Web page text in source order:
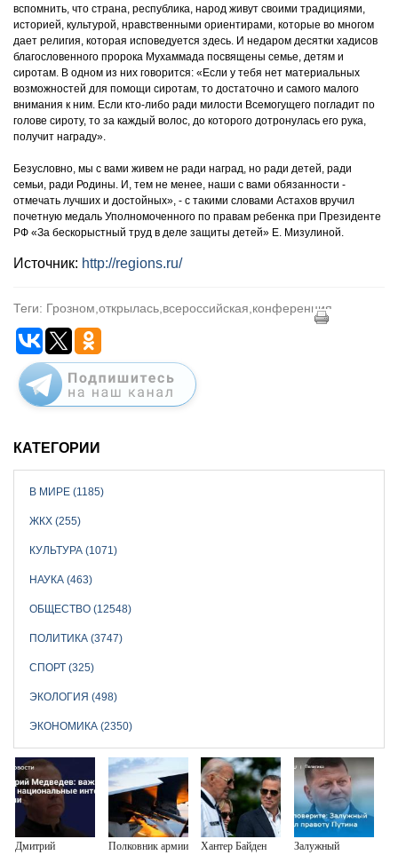
вспомнить, что страна, республика, народ живут своими традициями,
историей, культурой, нравственными ориентирами, которые во многом
дает религия, которая исповедуется здесь. И недаром десятки хадисов
благословенного пророка Мухаммада посвящены семье, детям и
сиротам. В одном из них говорится: «Если у тебя нет материальных
возможностей для помощи сиротам, то достаточно и самого малого
внимания к ним. Если кто-либо ради милости Всемогущего погладит по
голове сироту, то за каждый волос, до которого дотронулась его рука,
получит награду».
Безусловно, мы с вами живем не ради наград, но ради детей, ради
семьи, ради Родины. И, тем не менее, наши с вами обязанности -
отмечать лучших и достойных», - с такими словами Астахов вручил
почетную медаль Уполномоченного по правам ребенка при Президенте
РФ «За бескорыстный труд в деле защиты детей» Е. Мизулиной.
Источник: http://regions.ru/
Теги: Грозном,открылась,всероссийская,конференция
КАТЕГОРИИ
В МИРЕ (1185)
ЖКХ (255)
КУЛЬТУРА (1071)
НАУКА (463)
ОБЩЕСТВО (12548)
ПОЛИТИКА (3747)
СПОРТ (325)
ЭКОЛОГИЯ (498)
ЭКОНОМИКА (2350)
Дмитрий
Полковник армии
Хантер Байден
Залужный